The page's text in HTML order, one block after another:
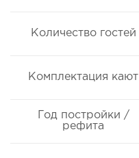
Количество гостей
Комплектация кают
Год постройки /
рефита